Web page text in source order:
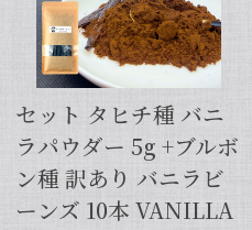
セット タヒチ種 バニ
ラパウダー 5g +ブルボ
ン種 訳あり バニラビ
ーンズ 10本 VANILLA